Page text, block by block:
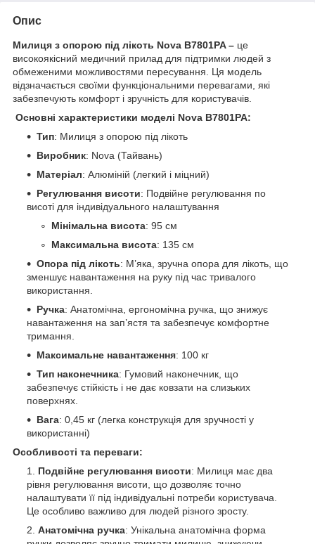
Опис
Милиця з опорою під лікоть Nova B7801PA– це
високоякісний медичний прилад для підтримки людей з
обмеженими можливостями пересування. Ця модель
відзначається своїми функціональними перевагами, які
забезпечують комфорт і зручність для користувачів.
Основні характеристики моделі Nova B7801PA:
Тип: Милиця з опорою під лікоть
Виробник: Nova (Тайвань)
Матеріал: Алюміній (легкий і міцний)
Регулювання висоти: Подвійне регулювання по
висоті для індивідуального налаштування
Мінімальна висота: 95 см
Максимальна висота: 135 см
Опора під лікоть: М’яка, зручна опора для лікоть, що
зменшує навантаження на руку під час тривалого
використання.
Ручка: Анатомічна, ергономічна ручка, що знижує
навантаження на зап’ястя та забезпечує комфортне
тримання.
Максимальне навантаження: 100 кг
Тип наконечника: Гумовий наконечник, що
забезпечує стійкість і не дає ковзати на слизьких
поверхнях.
Вага: 0,45 кг (легка конструкція для зручності у
використанні)
Особливості та переваги:
Подвійне регулювання висоти: Милиця має два
рівня регулювання висоти, що дозволяє точно
налаштувати її під індивідуальні потреби користувача.
Це особливо важливо для людей різного зросту.
Анатомічна ручка: Унікальна анатомічна форма